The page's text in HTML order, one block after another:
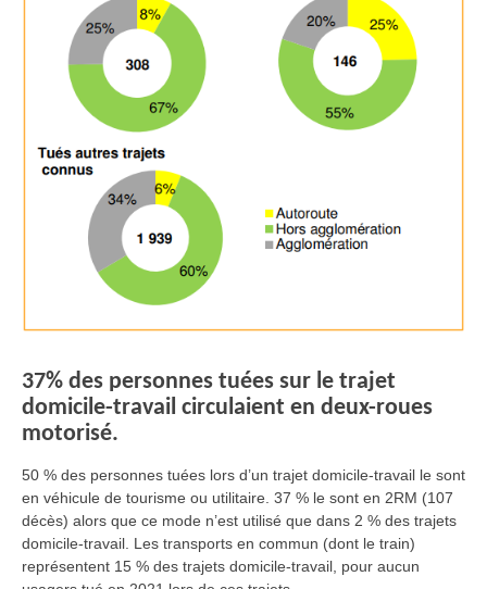
37% des personnes tuées sur le trajet
domicile-travail circulaient en deux-roues
motorisé.
50 % des personnes tuées lors d’un trajet domicile-travail le sont
en véhicule de tourisme ou utilitaire. 37 % le sont en 2RM (107
décès) alors que ce mode n’est utilisé que dans 2 % des trajets
domicile-travail. Les transports en commun (dont le train)
représentent 15 % des trajets domicile-travail, pour aucun